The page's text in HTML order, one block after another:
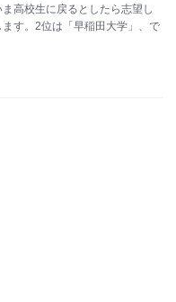
高校生に戻るとしたら志望し
す。2位は「早稲田大学」、で